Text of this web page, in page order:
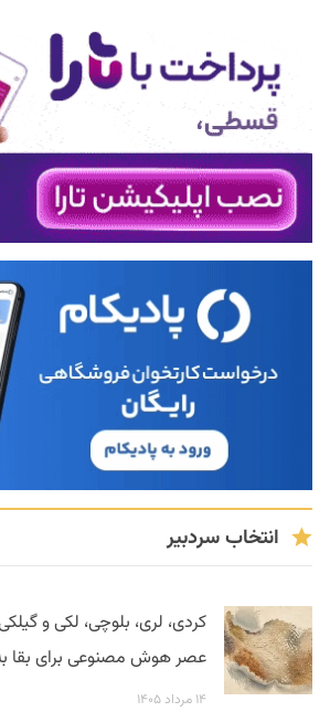
انتخاب سردبیر
کردی، لری، بلوچی، لکی و
عصر هوش مصنوعی برای بقا به
۱۴ مرداد ۱۴۰۵